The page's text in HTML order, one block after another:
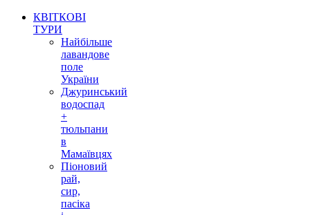
КВІТКОВІ
ТУРИ
Найбільше
лавандове
поле
України
Джуринський
водоспад
+
тюльпани
в
Мамаївцях
Піоновий
рай,
сир,
пасіка